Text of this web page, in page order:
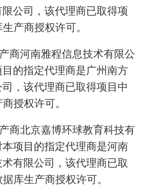
公司，该代理商已取得项
产商授权许可。
商河南雅程信息技术有限公
的指定代理商是广州南方
，该代理商已取得项目中
授权许可。
商北京嘉博环球教育科技有
项目的指定代理商是河南
有限公司，该代理商已取
库生产商授权许可。